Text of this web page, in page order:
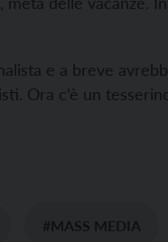
e a breve
Ora c’è un
#MASS MEDIA